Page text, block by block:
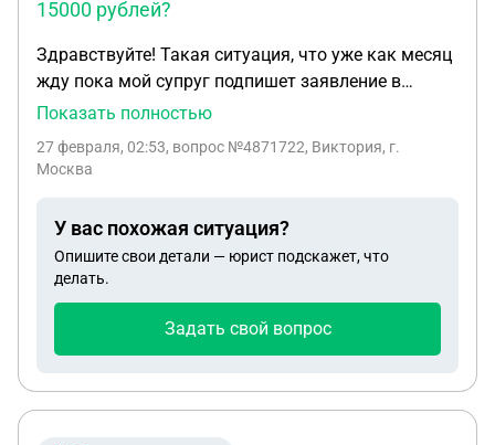
15000 рублей?
Здравствуйте! Такая ситуация, что уже как месяц
жду пока мой супруг подпишет заявление в
госуслугах на развод. Но он кормит завтраками и
мфц мне сказали, что мне необходимо оплатить
часть пошлины. А второй супруг при желании
забрать свидетельство и для того, чтобы
поставить штамп в паспорте, оплачивает 5000
рублей самостоятельно. Где-то написано, что я
должна заплатить ещё и за иск в суд 5000 рублей.
госпошлины, мне придется платить 15000 рублей?
Показать полностью
27 февраля, 02:53, вопрос №4871722, Виктория, г.
Москва
У вас похожая ситуация?
Опишите свои детали — юрист подскажет, что
делать.
Задать свой вопрос